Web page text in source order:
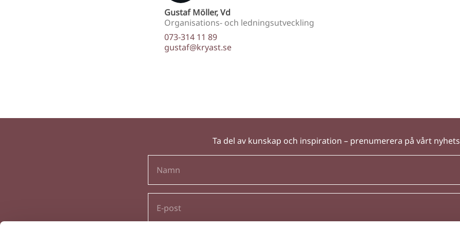
Gustaf Möller, Vd
Organisations- och ledningsutveckling
073-314 11 89
gustaf@kryast.se
Ta del av kunskap och inspiration – prenumerera på vårt